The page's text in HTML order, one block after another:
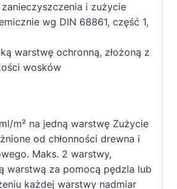
i zużycie
wg DIN 68861, część 1,
warstwę ochronną, złożoną z
wosków
m² na jedną warstwę Zużycie
od chłonności drewna i
Maks. 2 warstwy,
warstwą za pomocą pędzla lub
każdej warstwy nadmiar